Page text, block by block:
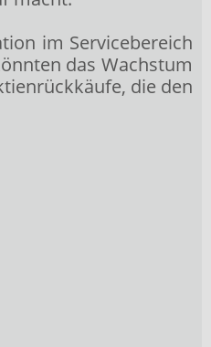
im Servicebereich
das Wachstum
die den